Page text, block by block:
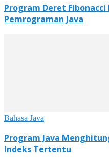
Program Deret Fibonacci
Pemrograman Java
Bahasa Java
Program Java
Indeks Tertentu